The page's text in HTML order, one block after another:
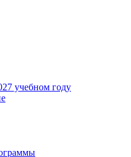
учебном году